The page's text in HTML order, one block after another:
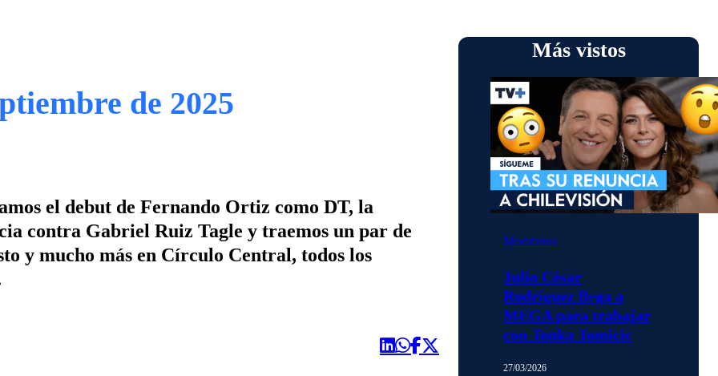
de 2025
el debut de Fernando Ortiz como DT, la
contra Gabriel Ruiz Tagle y traemos un par de
y mucho más en Círculo Central, todos los
Más vistos
Momentos
Julio César
Rodríguez llega a
MEGA para trabajar
con Tonka Tomicic
27/03/2026